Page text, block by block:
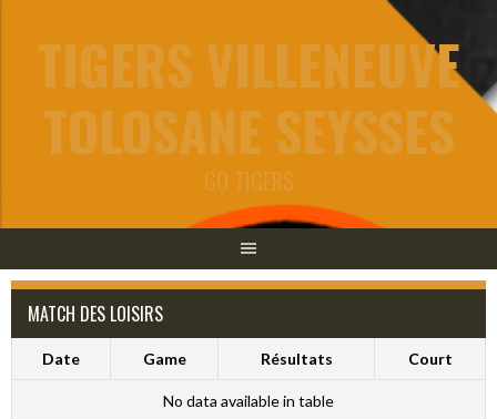
TIGERS VILLENEUVE
TOLOSANE SEYSSES
GO TIGERS
MATCH DES LOISIRS
Date Game Résultats Court
No data available in table